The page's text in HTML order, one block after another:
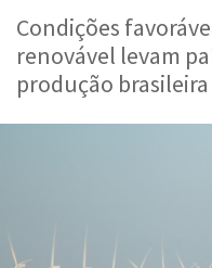
Condições
renovável levam
produção brasileira